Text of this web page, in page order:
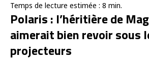
Temps de lecture estimée : 8 min.
Polaris : l’héritière de
aimerait bien revoir sous
projecteurs